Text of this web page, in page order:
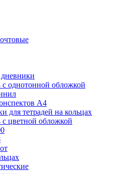
дневники
с однотонной обложкой
А4
для тетрадей на кольцах
с цветной обложкой